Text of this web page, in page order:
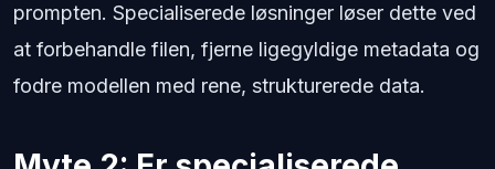
prompten. Specialiserede løsninger løser dette ved
at forbehandle filen, fjerne ligegyldige metadata og
fodre modellen med rene, strukturerede data.